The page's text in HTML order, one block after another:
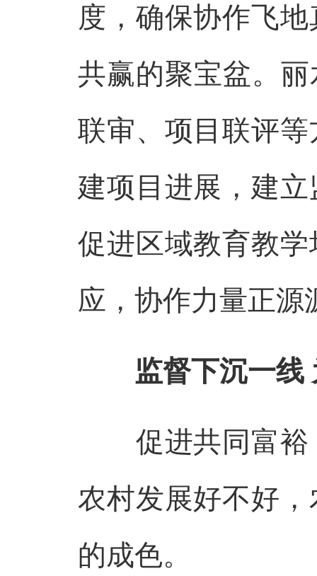
度，确保协作飞
共赢的聚宝盆。
联审、项目联评
建项目进展，建
促进区域教育教
应，协作力量正源
监督下沉一线
促进共同富裕
农村发展好不好
的成色。